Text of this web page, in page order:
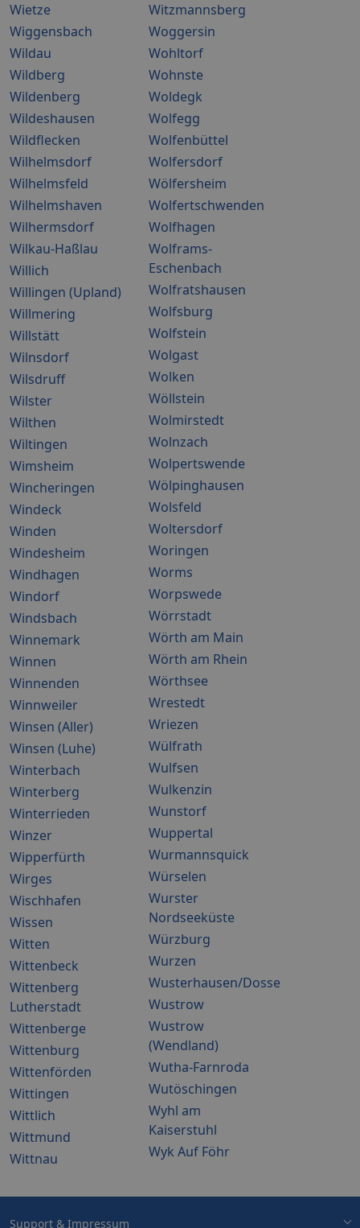
Wietze
Wiggensbach
Wildau
Wildberg
Wildenberg
Wildeshausen
Wildflecken
Wilhelmsdorf
Wilhelmsfeld
Wilhelmshaven
Wilhermsdorf
Wilkau-Haßlau
Willich
Willingen (Upland)
Willmering
Willstätt
Wilnsdorf
Wilsdruff
Wilster
Wilthen
Wiltingen
Wimsheim
Wincheringen
Windeck
Winden
Windesheim
Windhagen
Windorf
Windsbach
Winnemark
Winnen
Winnenden
Winnweiler
Winsen (Aller)
Winsen (Luhe)
Winterbach
Winterberg
Winterrieden
Winzer
Wipperfürth
Wirges
Wischhafen
Wissen
Witten
Wittenbeck
Wittenberg
Lutherstadt
Wittenberge
Wittenburg
Wittenförden
Wittingen
Wittlich
Wittmund
Wittnau
Witzmannsberg
Woggersin
Wohltorf
Wohnste
Woldegk
Wolfegg
Wolfenbüttel
Wolfersdorf
Wölfersheim
Wolfertschwenden
Wolfhagen
Wolframs-
Eschenbach
Wolfratshausen
Wolfsburg
Wolfstein
Wolgast
Wolken
Wöllstein
Wolmirstedt
Wolnzach
Wolpertswende
Wölpinghausen
Wolsfeld
Woltersdorf
Woringen
Worms
Worpswede
Wörrstadt
Wörth am Main
Wörth am Rhein
Wörthsee
Wrestedt
Wriezen
Wülfrath
Wulfsen
Wulkenzin
Wunstorf
Wuppertal
Wurmannsquick
Würselen
Wurster
Nordseeküste
Würzburg
Wurzen
Wusterhausen/Dosse
Wustrow
Wustrow
(Wendland)
Wutha-Farnroda
Wutöschingen
Wyhl am
Kaiserstuhl
Wyk Auf Föhr
Support & Impressum